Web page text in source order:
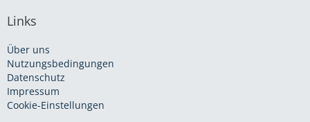
Links
Über uns
Nutzungsbedingungen
Datenschutz
Impressum
Cookie-Einstellungen